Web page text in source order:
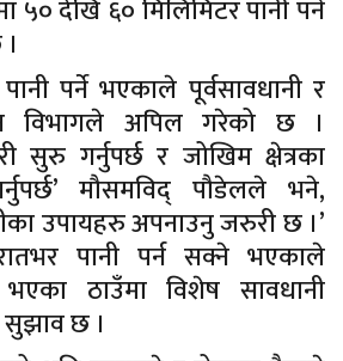
५० देखि ६० मिलिमिटर पानी पर्ने
पर्ने भएकाले पूर्वसावधानी र
विभागले अपिल गरेको छ ।
सुरु गर्नुपर्छ र जोखिम क्षेत्रका
मौसमविद् पौडेलले भने,
उपायहरु अपनाउनु जरुरी छ ।’
पानी पर्न सक्ने भएकाले
ठाउँमा विशेष सावधानी
छ ।